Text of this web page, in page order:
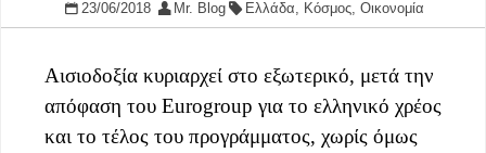
23/06/2018
Mr. Blog Ελλάδα, Κόσμος,Οικονομία
Αισιοδοξία κυριαρχεί στο εξωτερικό, μετά την
απόφαση του Eurogroup για το ελληνικό χρέος
και το τέλος του προγράμματος, χωρίς όμως